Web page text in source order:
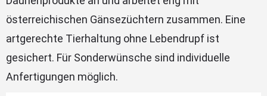
österreichischen Gänsezüchtern zusammen. Eine
artgerechte Tierhaltung ohne Lebendrupf ist
gesichert. Für Sonderwünsche sind individuelle
Anfertigungen möglich.